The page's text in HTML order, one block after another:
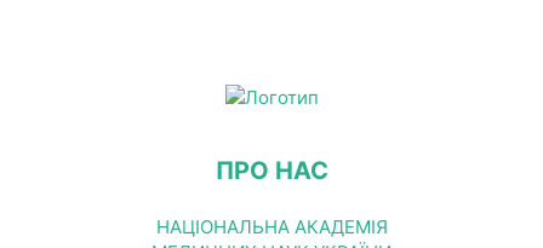
ПРО НАС
НАЦІОНАЛЬНА АКАДЕМІЯ